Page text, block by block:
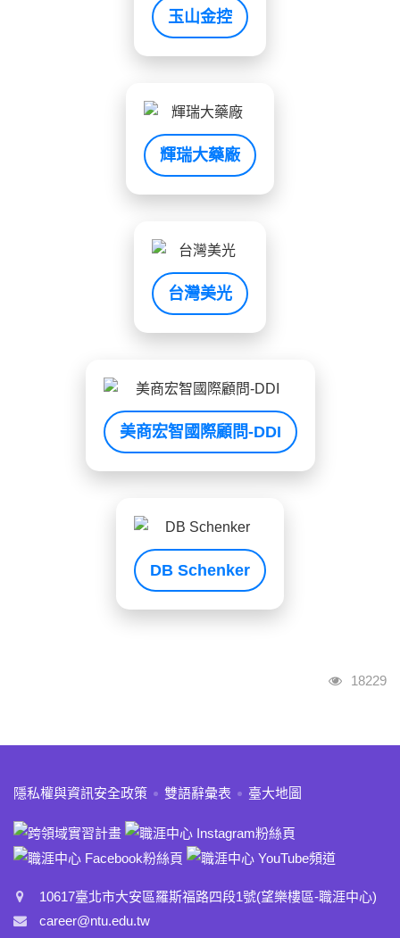
玉山金控
輝瑞大藥廠
台灣美光
美商宏智國際顧問-DDI
DB Schenker
瀏覽人次
18229
:::
隱私權與資訊安全政策 雙語辭彙表 臺大地圖
10617臺北市大安區羅斯福路四段1號(望樂樓區-職涯中心)
career@ntu.edu.tw